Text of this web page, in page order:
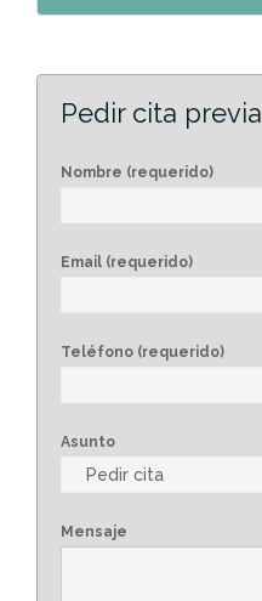
Pedir cita previa
Nombre (requerido)
Email (requerido)
Teléfono (requerido)
Asunto
Mensaje